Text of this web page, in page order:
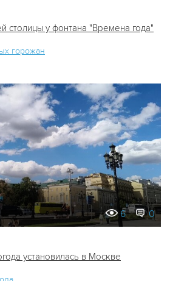
столицы у фонтана "Времена года"
горожан
6 0
установилась в Москве